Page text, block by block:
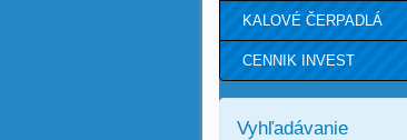
KALOVÉ ČERPADLÁ
CENNIK INVEST
Vyhľadávanie